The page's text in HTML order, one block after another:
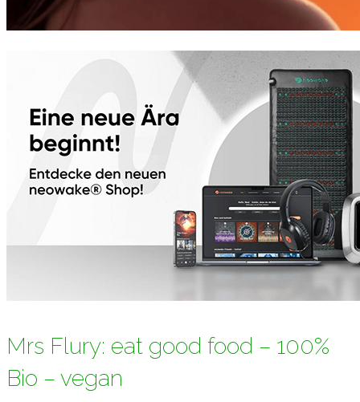
Mrs Flury: eat good food – 100%
Bio – vegan